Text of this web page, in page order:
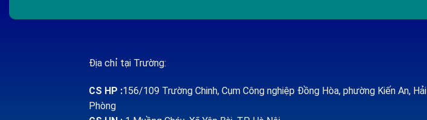
Địa chỉ tại Trường:
CS HP :156/109 Trường Chinh, Cụm Công nghiệp Đồng Hòa, phường Kiến An, Hải
Phòng